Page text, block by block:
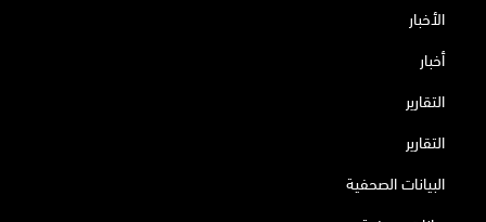
الأخبار
أخبار
التقارير
التقارير
البيانات الصحفية